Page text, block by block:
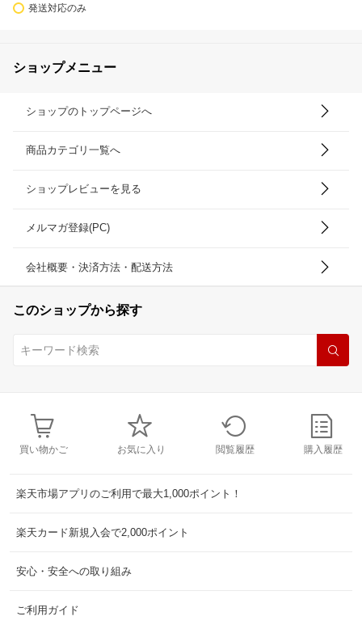
発送対応のみ
ショップメニュー
ショップのトップページへ
商品カテゴリ一覧へ
ショップレビューを見る
メルマガ登録(PC)
会社概要・決済方法・配送方法
このショップから探す
買い物かご お気に入り 閲覧履歴 購入履歴
楽天市場アプリのご利用で最大1,000ポイント！
楽天カード新規入会で2,000ポイント
安心・安全への取り組み
ご利用ガイド